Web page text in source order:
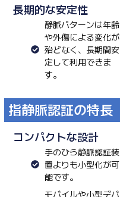
長期的な安定性
静脈パターンは年齢
や外傷による変化が
殆どなく、長期間安
定して利用できま
す。
指静脈認証の特長
コンパクトな設計
手のひら静脈認証装
置よりも小型化が可
能です。
モバイルや小型デバ